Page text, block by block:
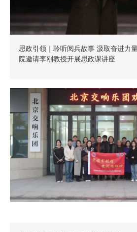
思政引领｜聆听阅兵故事 汲取奋进
院邀请李刚教授开展思政课讲座